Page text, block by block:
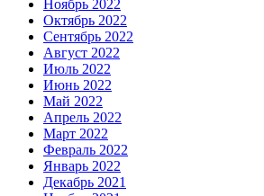
Ноябрь 2022
Октябрь 2022
Сентябрь 2022
Август 2022
Июль 2022
Июнь 2022
Май 2022
Апрель 2022
Март 2022
Февраль 2022
Январь 2022
Декабрь 2021